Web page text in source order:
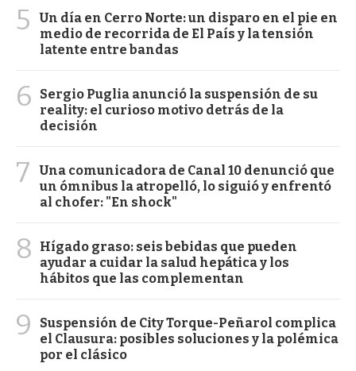
5
Un día en Cerro Norte: un disparo en el pie en
medio de recorrida de El País y la tensión
latente entre bandas
6
Sergio Puglia anunció la suspensión de su
reality: el curioso motivo detrás de la
decisión
7
Una comunicadora de Canal 10 denunció que
un ómnibus la atropelló, lo siguió y enfrentó
al chofer: "En shock"
8
Hígado graso: seis bebidas que pueden
ayudar a cuidar la salud hepática y los
hábitos que las complementan
9
Suspensión de City Torque-Peñarol complica
el Clausura: posibles soluciones y la polémica
por el clásico